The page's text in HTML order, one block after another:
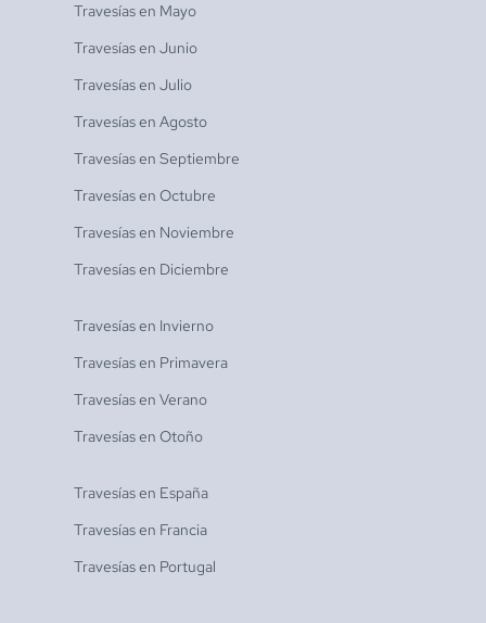
Travesías en Mayo
Travesías en Junio
Travesías en Julio
Travesías en Agosto
Travesías en Septiembre
Travesías en Octubre
Travesías en Noviembre
Travesías en Diciembre
Travesías en Invierno
Travesías en Primavera
Travesías en Verano
Travesías en Otoño
Travesías en España
Travesías en Francia
Travesías en Portugal